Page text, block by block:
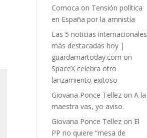
Comoca on Tensión política
en España por la amnistía
Las 5 noticias internacionales
más destacadas hoy |
guardamartoday.com on
SpaceX celebra otro
lanzamiento exitoso
Giovana Ponce Tellez onA la
maestra vas, yo aviso.
Giovana Ponce Tellez on El
PP no quiere “mesa de